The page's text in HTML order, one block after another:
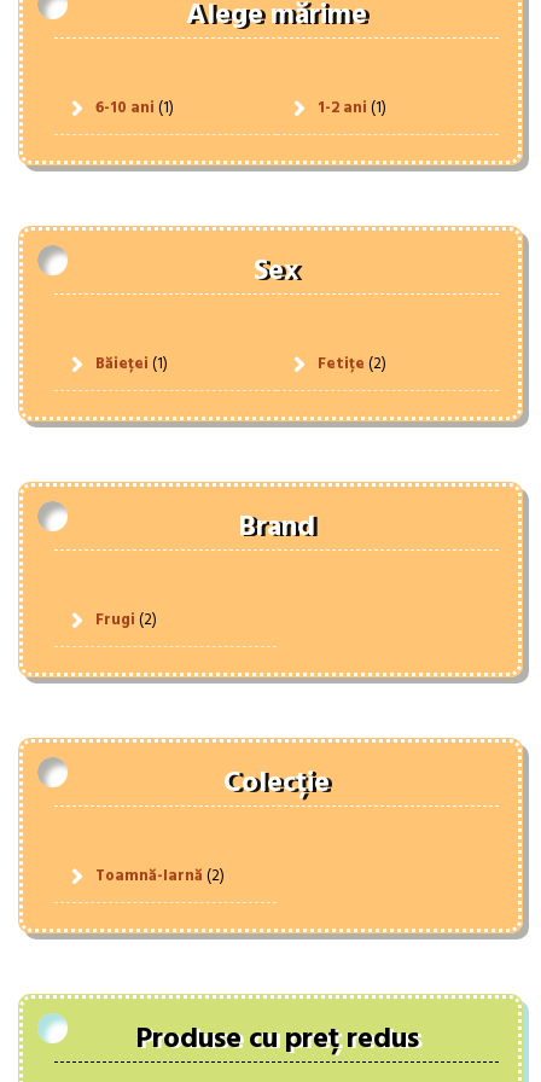
Alege mărime
6-10 ani(1) 1-2 ani(1)
Sex
Băieței(1) Fetițe(2)
Brand
Frugi(2)
Colecție
Toamnă-Iarnă(2)
Produse cu preț redus